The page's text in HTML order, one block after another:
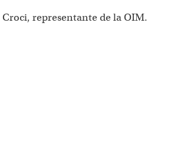
representante de la OIM.